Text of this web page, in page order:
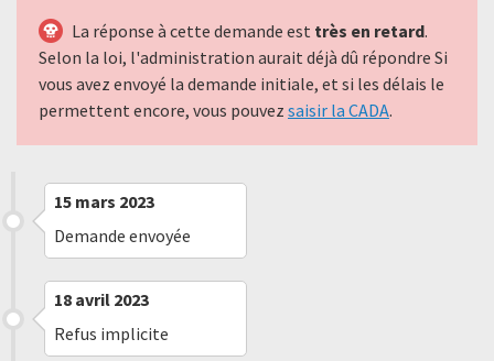
La réponse à cette demande est très en retard.
Selon la loi, l'administration aurait déjà dû répondre Si
vous avez envoyé la demande initiale, et si les délais le
permettent encore, vous pouvez saisir la CADA.
15 mars 2023
Demande envoyée
18 avril 2023
Refus implicite